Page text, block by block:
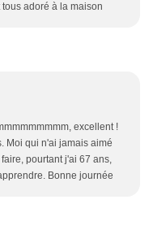
adoré à la maison
excellent !
Moi qui n'ai jamais aimé
pourtant j'ai 67 ans,
Bonne journée